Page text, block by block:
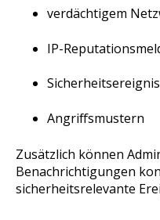
verdächtigem
IP-
Angriffsmustern
Zusätzlich können
Benachrichtigungen
sicherheitsrelevante